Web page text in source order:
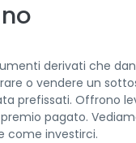
derivati che
o vendere un
prefissati. Offrono
pagato.
come investirci.